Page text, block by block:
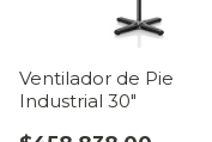
Ventilador de Pie
Industrial 30"